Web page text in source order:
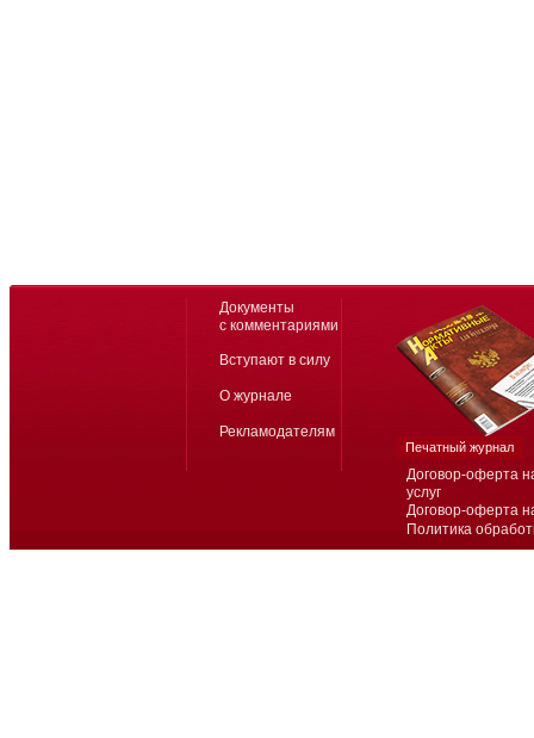
Договор-оферта
услуг
Договор-оферта
Политика
Документы
с комментариями
Вступают в силу
О журнале
Рекламодателям
Печатный журнал